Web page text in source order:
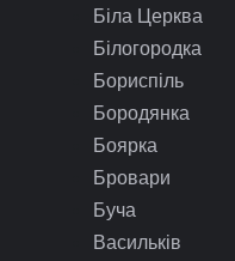
Біла Церква
Білогородка
Бориспіль
Бородянка
Боярка
Бровари
Буча
Васильків